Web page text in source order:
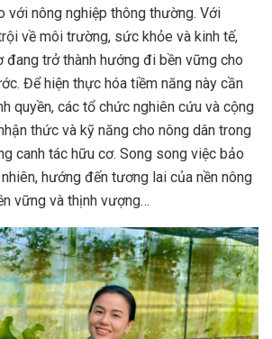
với nông nghiệp thông thường. Với
về môi trường, sức khỏe và kinh tế,
đang trở thành hướng đi bền vững cho
Để hiện thực hóa tiềm năng này cần
quyền, các tổ chức nghiên cứu và cộng
thức và kỹ năng cho nông dân trong
canh tác hữu cơ. Song song việc bảo
hướng đến tương lai của nền nông
vững và thịnh vượng…